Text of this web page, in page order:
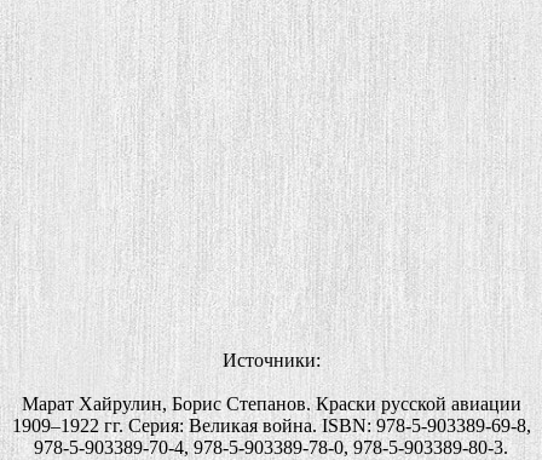
Источники:
Марат Хайрулин, Борис Степанов. Краски русской авиации
1909–1922 гг. Серия: Великая война. ISBN: 978-5-903389-69-8,
978-5-903389-70-4, 978-5-903389-78-0, 978-5-903389-80-3.